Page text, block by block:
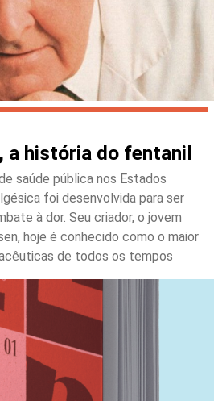
a história do fentanil
saúde pública nos Estados
foi desenvolvida para ser
à dor. Seu criador, o jovem
hoje é conhecido como o maior
de todos os tempos